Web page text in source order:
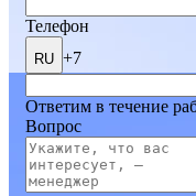
Телефон
RU +7
Ответим в течение
Вопрос